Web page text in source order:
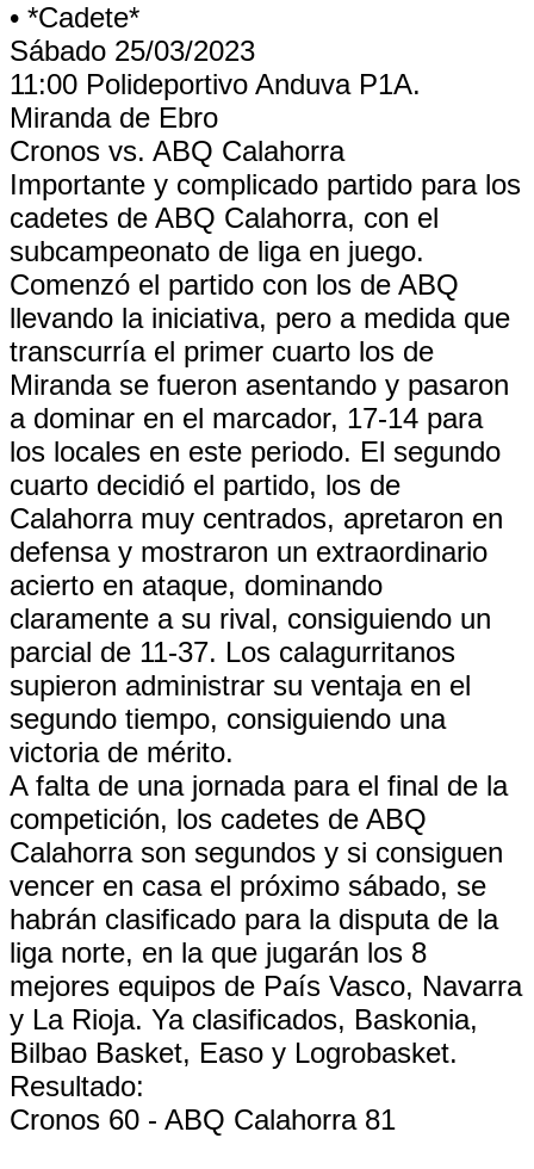
• *Cadete*
Sábado 25/03/2023
11:00 Polideportivo Anduva P1A.
Miranda de Ebro
Cronos vs. ABQ Calahorra
Importante y complicado partido para los
cadetes de ABQ Calahorra, con el
subcampeonato de liga en juego.
Comenzó el partido con los de ABQ
llevando la iniciativa, pero a medida que
transcurría el primer cuarto los de
Miranda se fueron asentando y pasaron
a dominar en el marcador, 17-14 para
los locales en este periodo. El segundo
cuarto decidió el partido, los de
Calahorra muy centrados, apretaron en
defensa y mostraron un extraordinario
acierto en ataque, dominando
claramente a su rival, consiguiendo un
parcial de 11-37. Los calagurritanos
supieron administrar su ventaja en el
segundo tiempo, consiguiendo una
victoria de mérito.
A falta de una jornada para el final de la
competición, los cadetes de ABQ
Calahorra son segundos y si consiguen
vencer en casa el próximo sábado, se
habrán clasificado para la disputa de la
liga norte, en la que jugarán los 8
mejores equipos de País Vasco, Navarra
y La Rioja. Ya clasificados, Baskonia,
Bilbao Basket, Easo y Logrobasket.
Resultado:
Cronos 60 - ABQ Calahorra 81